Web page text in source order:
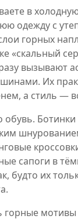
в
одежду с
горных
«скальный
вызывают
Их
а стиль —
Ботинки
сапоги в
будто их
горные